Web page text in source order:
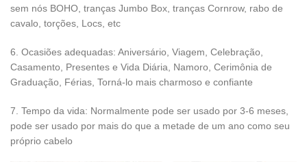
sem nós BOHO, tranças Jumbo Box, tranças Cornrow, rabo de
cavalo, torções, Locs, etc
6. Ocasiões adequadas: Aniversário, Viagem, Celebração,
Casamento, Presentes e Vida Diária, Namoro, Cerimônia de
Graduação, Férias, Torná-lo mais charmoso e confiante
7. Tempo da vida: Normalmente pode ser usado por 3-6 meses,
pode ser usado por mais do que a metade de um ano como seu
próprio cabelo